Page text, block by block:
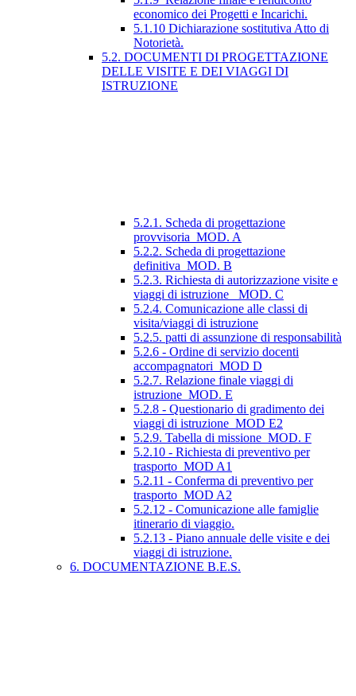
economico dei Progetti e Incarichi.
5.1.10 Dichiarazione sostitutiva Atto di
Notorietà.
5.2. DOCUMENTI DI PROGETTAZIONE
DELLE VISITE E DEI VIAGGI DI
ISTRUZIONE
5.2.1. Scheda di progettazione
provvisoria_MOD. A
5.2.2. Scheda di progettazione
definitiva_MOD. B
5.2.3. Richiesta di autorizzazione visite e
viaggi di istruzione_ MOD. C
5.2.4. Comunicazione alle classi di
visita/viaggi di istruzione
5.2.5. patti di assunzione di responsabilità
5.2.6 - Ordine di servizio docenti
accompagnatori_MOD D
5.2.7. Relazione finale viaggi di
istruzione_MOD. E
5.2.8 - Questionario di gradimento dei
viaggi di istruzione_MOD E2
5.2.9. Tabella di missione_MOD. F
5.2.10 - Richiesta di preventivo per
trasporto_MOD A1
5.2.11 - Conferma di preventivo per
trasporto_MOD A2
5.2.12 - Comunicazione alle famiglie
itinerario di viaggio.
5.2.13 - Piano annuale delle visite e dei
viaggi di istruzione.
6. DOCUMENTAZIONE B.E.S.